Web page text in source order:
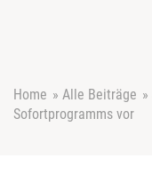
Home » Alle Beiträge »
Sofortprogramms vor